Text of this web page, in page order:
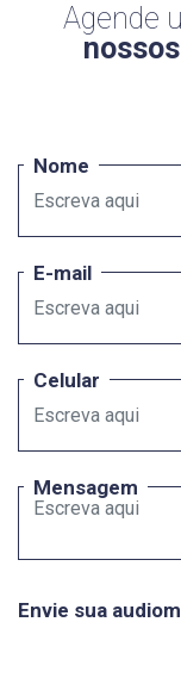
Agende
Nome
E-mail
Celular
Mensagem
Envie sua